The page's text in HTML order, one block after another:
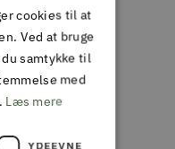
& PARK
haven og
cookies til at
Ved at bruge
samtykke til
med
Læs mere
YDEEVNE